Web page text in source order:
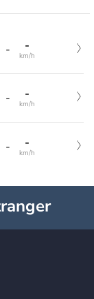
- -
km/h
- -
km/h
- -
km/h